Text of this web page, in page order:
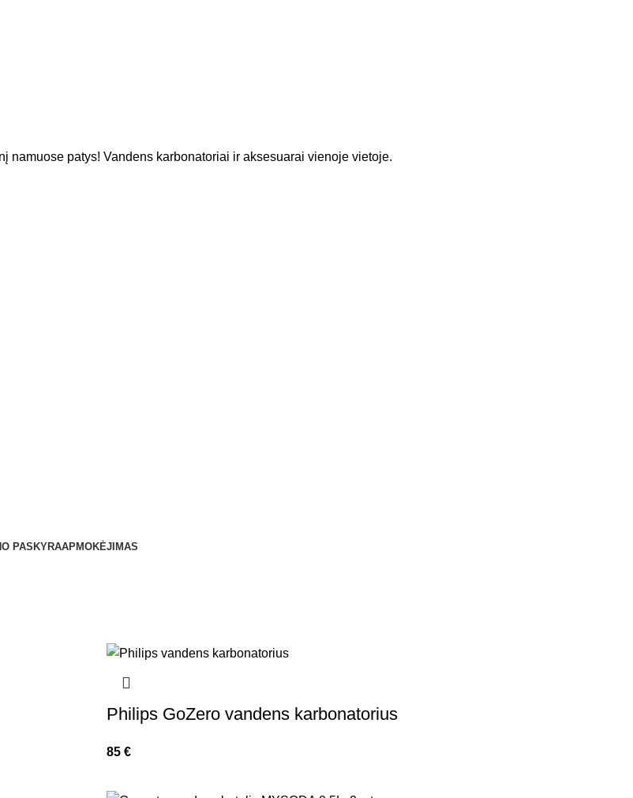
patys! Vandens karbonatoriai ir aksesuarai vienoje vietoje.
PASKYRAAPMOKĖJIMAS
Philips GoZero vandens karbonatorius
85 €